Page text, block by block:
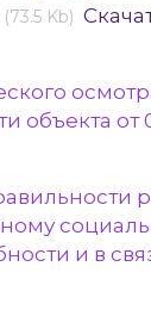
(73.5 Kb)
объекта от
и в